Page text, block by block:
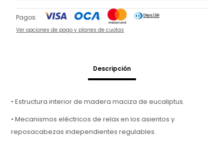
Pagos:
Ver opciones de pago y planes de cuotas
Descripción
• Estructura interior de madera maciza de eucaliptus.
• Mecanismos eléctricos de relax en los asientos y
reposacabezas independientes regulables.